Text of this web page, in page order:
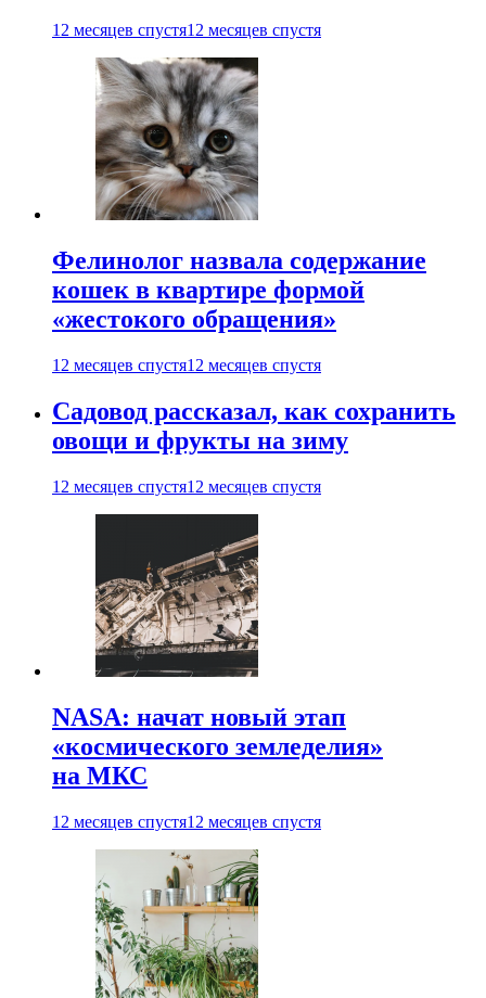
12 месяцев спустя12 месяцев спустя
Фелинолог назвала содержание
кошек в квартире формой
«жестокого обращения»
12 месяцев спустя12 месяцев спустя
Садовод рассказал, как сохранить
овощи и фрукты на зиму
12 месяцев спустя12 месяцев спустя
NASA: начат новый этап
«космического земледелия»
на МКС
12 месяцев спустя12 месяцев спустя